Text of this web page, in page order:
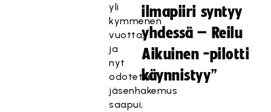
yli
kymmenen
vuotta,
ja
nyt
odotettu
jäsenhakemus
saapui,
ilmapiiri syntyy
yhdessä – Reilu
Aikuinen -pilotti
käynnistyy”